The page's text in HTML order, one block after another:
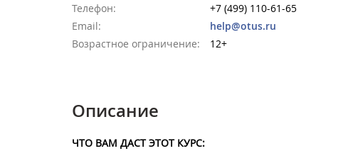
Телефон:
+7 (499) 110-61-65
Email:
help@otus.ru
Возрастное ограничение:
12+
Описание
ЧТО ВАМ ДАСТ ЭТОТ КУРС: